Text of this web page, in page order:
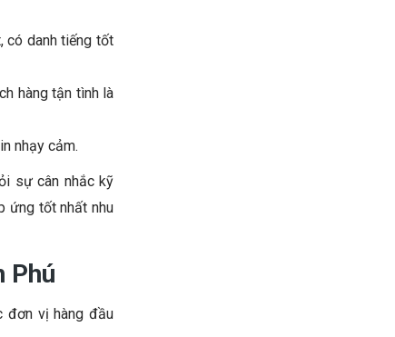
có danh tiếng tốt
hàng tận tình là
nhạy cảm.
sự cân nhắc kỹ
ứng tốt nhất nhu
Phú
đơn vị hàng đầu